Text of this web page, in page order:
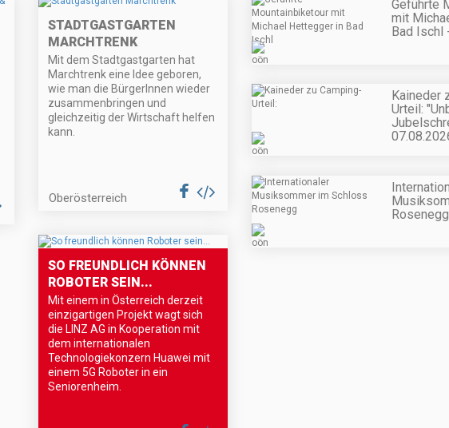
STADTGASTGARTEN
MARCHTRENK
Mit dem Stadtgastgarten hat
Marchtrenk eine Idee geboren,
wie man die BürgerInnen wieder
zusammenbringen und
gleichzeitig der Wirtschaft helfen
kann.
Oberösterreich
SO FREUNDLICH KÖNNEN
ROBOTER SEIN...
Mit einem in Österreich derzeit
einzigartigen Projekt wagt sich
die LINZ AG in Kooperation mit
dem internationalen
Technologiekonzern Huawei mit
einem 5G Roboter in ein
Seniorenheim.
Geführte
mit
Bad Ischl
Kaineder
Urteil: